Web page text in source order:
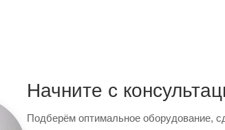
Начните с
Подберём оптимальное оборудование,